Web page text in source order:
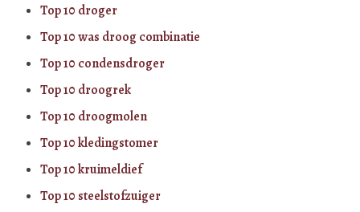
Top 10 droger
Top 10 was droog combinatie
Top 10 condensdroger
Top 10 droogrek
Top 10 droogmolen
Top 10 kledingstomer
Top 10 kruimeldief
Top 10 steelstofzuiger